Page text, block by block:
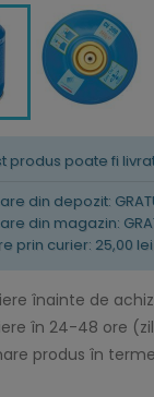
produs poate fi
din depozit:
din magazin:
prin curier: 25,00 lei
înainte de
în 24-48 ore
produs în